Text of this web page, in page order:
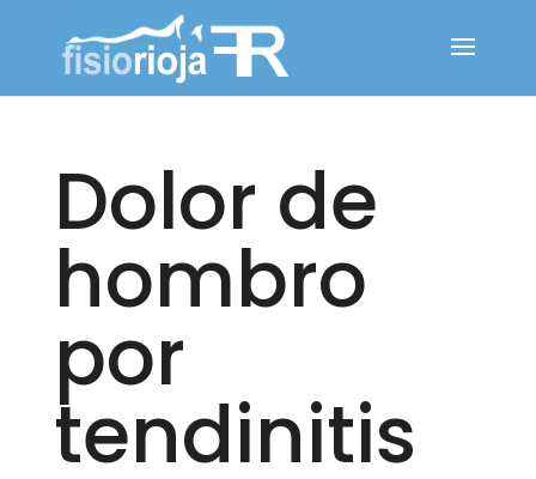
Dolor de
hombro
por
tendinitis